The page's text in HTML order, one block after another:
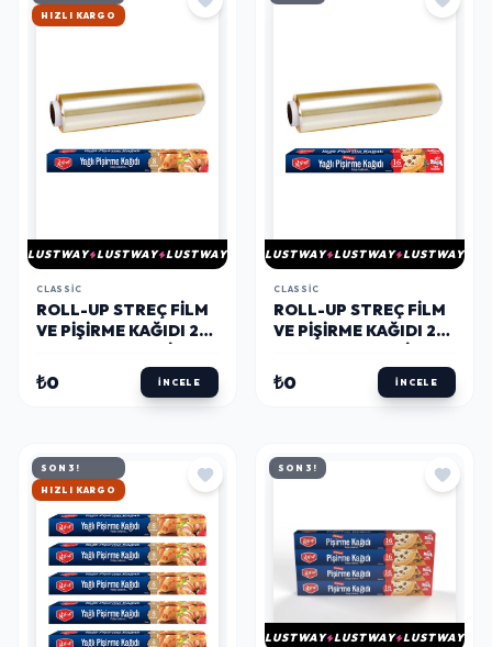
HIZLI KARGO
LUSTWAY LUSTWAY LUSTWAY
CLASSIC
ROLL-UP STREÇ FILM
VE PIŞIRME KAĞIDI 2
MUTFAK SETI 2
₺0 İNCELE
LUSTWAY LUSTWAY LUSTWAY
CLASSIC
ROLL-UP STREÇ FILM
VE PIŞIRME KAĞIDI 2
MUTFAK SETI 1
₺0 İNCELE
SON 3!
HIZLI KARGO
SON 3!
LUSTWAY LUSTWAY LUSTWAY